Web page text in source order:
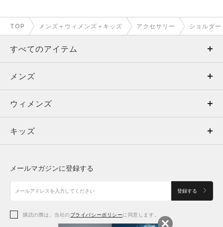
TOP メンズ＋ウィメンズ＋キッズ アクセサリー ショルダ
すべてのアイテム
メンズ
ウィメンズ
キッズ
アクセサリー
メンズ
トップス
ボトムス
アクセサリー
ウィメンズ
トップス
シューズ
アクセサリー
キッズ
シューズ
メールマガジンに登録する
登録する
購読の際は、当社のプライバシーポリシーに同意します。